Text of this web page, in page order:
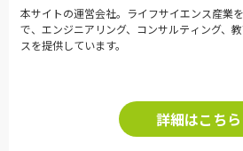
本サイトの運営会社。ライフサイエンス産業
で、エンジニアリング、コンサルティング、
スを提供しています。
詳細はこちら